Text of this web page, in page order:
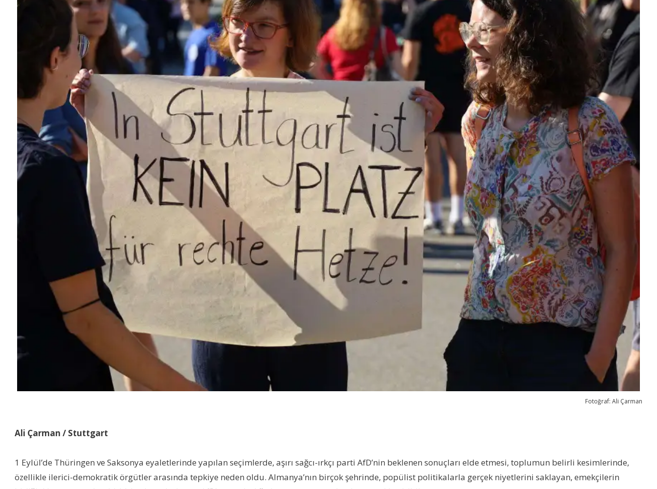
Fotoğraf: Ali Çarman
Ali Çarman / Stuttgart
1 Eylül’de Thüringen ve Saksonya eyaletlerinde yapılan seçimlerde, aşırı sağcı-ırkçı parti AfD’nin beklenen sonuçları elde etmesi, toplumun belirli kesimlerinde,
özellikle ilerici-demokratik örgütler arasında tepkiye neden oldu. Almanya’nın birçok şehrinde, popülist politikalarla gerçek niyetlerini saklayan, emekçilerin